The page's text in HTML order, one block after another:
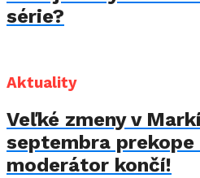
série?
Aktuality
Veľké zmeny v
septembra
moderátor končí!